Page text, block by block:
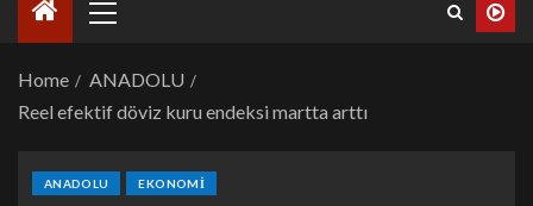
Home
ANADOLU
Reel efektif döviz kuru endeksi martta arttı
ANADOLU EKONOMI